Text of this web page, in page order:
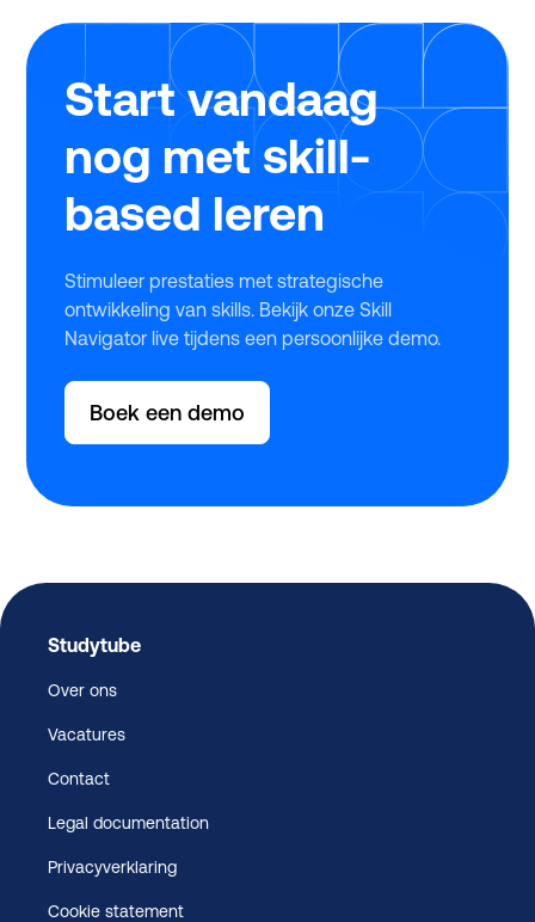
Start vandaag
nog met skill-
based leren
Stimuleer prestaties met strategische
ontwikkeling van skills. Bekijk onze Skill
Navigator live tijdens een persoonlijke demo.
Boek een demo
Studytube
Over ons
Vacatures
Contact
Legal documentation
Privacyverklaring
Cookie statement